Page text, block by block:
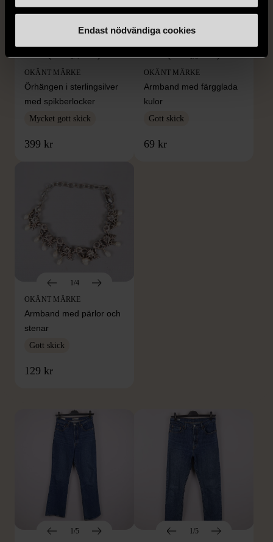
Endast nödvändiga cookies
1/4
OKÄNT MÄRKE
Örhängen i sterlingsilver
med spikberlocker
Mycket gott skick
399 kr
1/5
OKÄNT MÄRKE
Armband med färgglada
kulor
Gott skick
69 kr
1/4
OKÄNT MÄRKE
Armband med pärlor och
stenar
Gott skick
129 kr
FRÅN SAMMA VARUMÄRKE
1/5
1/5